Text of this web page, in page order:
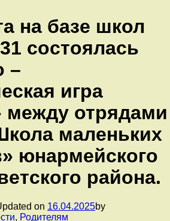
на базе школ
состоялась
–
игра
между отрядами
маленьких
юнармейского
района.
on 16.04.2025by
, Родителям